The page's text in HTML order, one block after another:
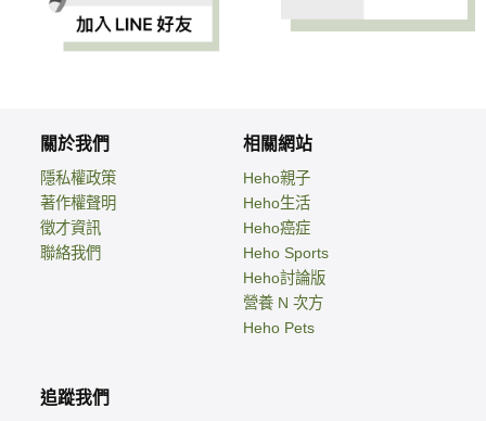
關於我們
隱私權政策
著作權聲明
徵才資訊
聯絡我們
相關網站
Heho親子
Heho生活
Heho癌症
Heho Sports
Heho討論版
營養 N 次方
Heho Pets
追蹤我們